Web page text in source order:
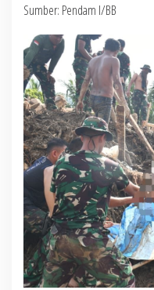
Sumber: Pendam I/BB